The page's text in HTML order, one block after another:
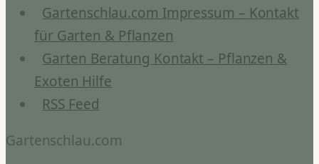
Gartenschlau.com Impressum – Kontakt
für Garten & Pflanzen
Garten Beratung Kontakt – Pflanzen &
Exoten Hilfe
RSS Feed
Gartenschlau.com